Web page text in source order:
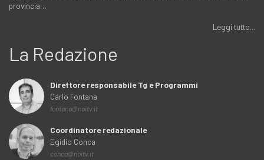
provincia…
Leggi tutto...
La Redazione
Direttore responsabile Tg e Programmi
Carlo Fontana
fontana@noitv.it
Coordinatore redazionale
Egidio Conca
conca@noitv.it